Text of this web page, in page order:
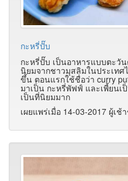
กะหรี่ปั๊บ
กะหรี่ปั๊บ เป็นอาหารแบบตะวั
นิยมจากชาวมุสลิมในประเท
ขึ้น ตอนแรกใช้ชื่อว่า curry
มาเป็น กะหรี่พัฟฟ์ และเพี้ยน
เป็นที่นิยมมาก
เผยแพร่เมื่อ 14-03-2017 ผู้เช้